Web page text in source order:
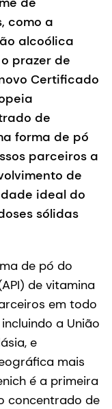
como a
alcoólica
prazer de
Certificado
de
forma de pó
parceiros a
de
ideal do
sólidas
de pó do
de vitamina
em todo
a União
e
mais
é a primeira
concentrado de